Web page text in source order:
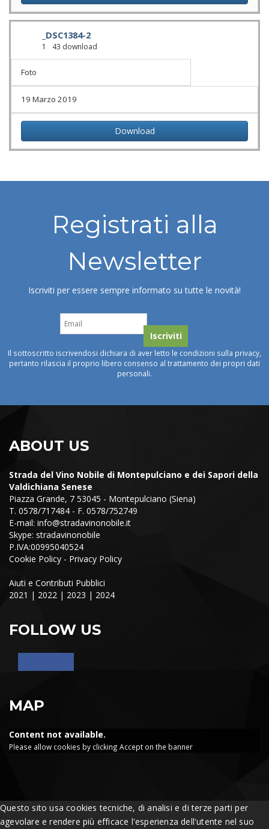
_DSC1384-2
1 43 download
Foto
19 Marzo 2019
Download
Registrati alla
Newsletter
Iscriviti per essere sempre informato su tutte le novità!
Il sottoscritto iscrivendosi dichiara di aver letto le condizioni sulla privacy,
pertanto rilascia il proprio libero consenso al trattamento dei propri dati
personali.
ABOUT US
Strada del Vino Nobile di Montepulciano e dei Sapori della
Valdichiana Senese
Piazza Grande, 7 53045 - Montepulciano (Siena)
T. 0578/717484 - F. 0578/752749
E-mail: info@stradavinonobile.it
Skype: stradavinonobile
P.IVA:00995040524
Cookie Policy - Privacy Policy
Aiuti e Contributi Pubblici
2021 | 2022 | 2023 | 2024
FOLLOW US
MAP
Content not available.
Please allow cookies by clicking Accept on the banner
Questo sito usa cookies tecniche, di analisi e di terze parti per
agevolare e rendere più efficace l'esperienza dell'utente nel suo